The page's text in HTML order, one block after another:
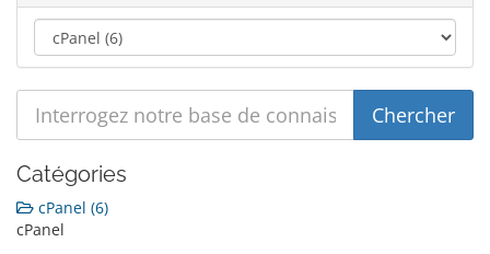
Catégories
cPanel (6)
cPanel